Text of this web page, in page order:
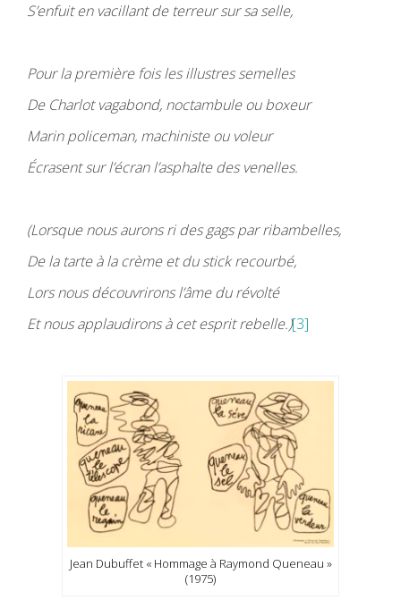
S’enfuit en vacillant de terreur sur sa selle,
Pour la première fois les illustres semelles
De Charlot vagabond, noctambule ou boxeur
Marin policeman, machiniste ou voleur
Écrasent sur l’écran l’asphalte des venelles.
(Lorsque nous aurons ri des gags par ribambelles,
De la tarte à la crème et du stick recourbé,
Lors nous découvrirons l’âme du révolté
Et nous applaudirons à cet esprit rebelle.)[3]
Jean Dubuffet « Hommage à Raymond Queneau »
(1975)